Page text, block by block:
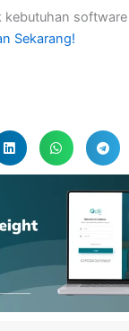
kebutuhan
Sekarang!